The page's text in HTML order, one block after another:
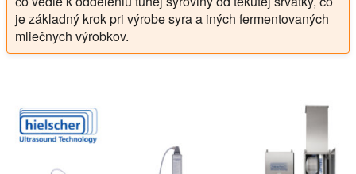
je základný krok pri výrobe syra a iných fermentovaných
mliečnych výrobkov.